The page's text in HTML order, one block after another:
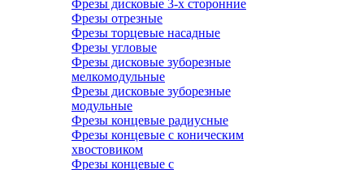
Фрезы дисковые 3-х сторонние
Фрезы отрезные
Фрезы торцевые насадные
Фрезы угловые
Фрезы дисковые зуборезные
мелкомодульные
Фрезы дисковые зуборезные
модульные
Фрезы концевые радиусные
Фрезы концевые с коническим
хвостовиком
Фрезы концевые с